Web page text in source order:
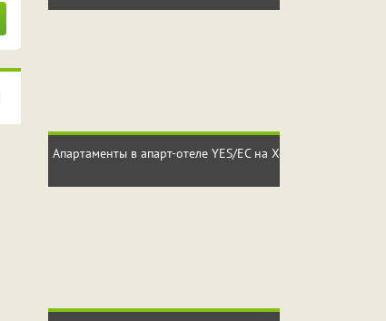
Апартаменты в апарт-отеле YES/ЕС на Хошимина